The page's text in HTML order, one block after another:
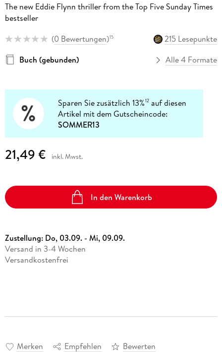
The new Eddie Flynn thriller from the Top Five Sunday Times
bestseller
(0 Bewertungen)15
215 Lesepunkte
Buch (gebunden)
Alle 4 Formate
Sparen Sie zusätzlich 13%12 auf diesen
Artikel mit dem Gutscheincode:
SOMMER13
21,49 € inkl. Mwst.
In den Warenkorb
Zustellung: Do, 03.09. - Mi, 09.09.
Versand in 3-4 Wochen
Versandkostenfrei
Merken Empfehlen Bewerten